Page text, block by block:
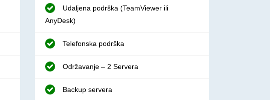
Udaljena podrška (TeamViewer ili
AnyDesk)
Telefonska podrška
Održavanje – 2 Servera
Backup servera